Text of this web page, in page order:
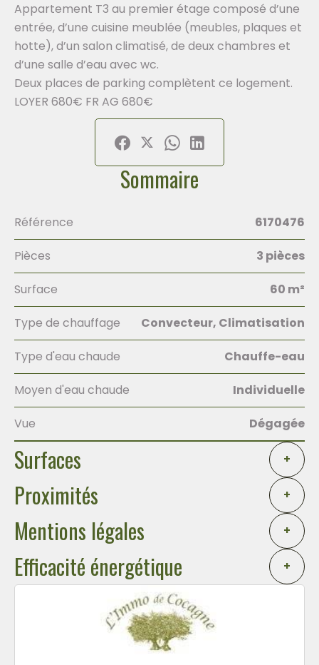
Appartement T3 au premier étage composé d’une
entrée, d’une cuisine meublée (meubles, plaques et
hotte), d’un salon climatisé, de deux chambres et
d’une salle d’eau avec wc.
Deux places de parking complètent ce logement.
LOYER 680€ FR AG 680€
Sommaire
Référence 6170476
Pièces 3 pièces
Surface 60 m²
Type de chauffage Convecteur, Climatisation
Type d'eau chaude Chauffe-eau
Moyen d'eau chaude Individuelle
Vue Dégagée
Surfaces +
Proximités +
Mentions légales +
Efficacité énergétique +